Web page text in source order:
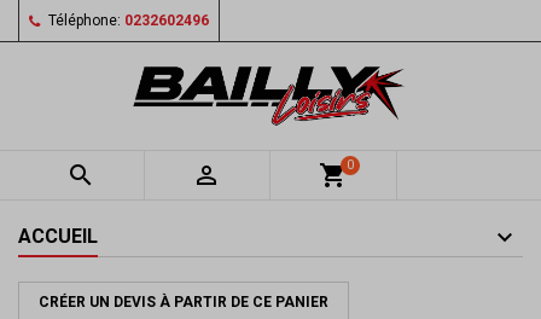
Téléphone: 0232602496
  shopping_cart0
ACCUEIL
CRÉER UN DEVIS À PARTIR DE CE PANIER